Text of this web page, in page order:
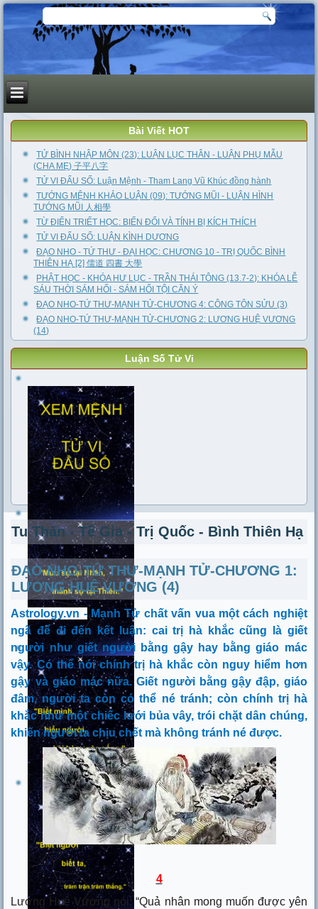
Bài Viết HOT
TỬ BÌNH NHẬP MÔN (23): LUẬN LỤC THÂN - LUẬN PHỤ MẪU
(CHA MẸ) 子平八字
TỬ VI ĐẨU SỐ: Luận Mệnh - Tham Lang Vũ Khúc đồng hành
TƯỚNG MỆNH KHẢO LUẬN (09): TƯỚNG MŨI - LUẬN HÌNH
TƯỚNG MŨI 人相學
TỪ ĐIỂN TRIẾT HỌC: BIẾN ĐỔI VÀ TÍNH BỊ KÍCH THÍCH
TỬ VI ĐẨU SỐ: LUẬN KÌNH DƯƠNG
ĐẠO NHO - TỨ THƯ - ĐẠI HỌC: CHƯƠNG 10 - TRỊ QUỐC BÌNH
THIÊN HẠ [2] 儒道 四書 大學
PHẬT HỌC - KHÓA HƯ LỤC - TRẦN THÁI TÔNG (13.7-2): KHÓA LỄ
SÁU THỜI SÁM HỐI - SÁM HỐI TỘI CĂN Ý
ĐẠO NHO-TỨ THƯ-MẠNH TỬ-CHƯƠNG 4: CÔNG TÔN SỬU (3)
ĐẠO NHO-TỨ THƯ-MẠNH TỬ-CHƯƠNG 2: LƯƠNG HUỆ VƯƠNG
(14)
Luận Số Tử Vi
Tu Thân - Tề Gia - Trị Quốc - Bình Thiên Hạ
ĐẠO NHO-TỨ THƯ-MẠNH TỬ-CHƯƠNG 1:
LƯƠNG HUỆ VƯƠNG (4)
Astrology.vn - Mạnh Tử chất vấn vua một cách nghiệt
ngã để đi đến kết luận: cai trị hà khắc cũng là giết
người như giết người bằng gậy hay bằng giáo mác
vậy. Có thể nói chính trị hà khắc còn nguy hiểm hơn
gậy và giáo mác nữa. Giết người bằng gậy đập, giáo
đâm, người ta còn có thể né tránh; còn chính trị hà
khắc như một chiếc lưới bủa vây, trói chặt dân chúng,
khiến người ta chịu chết mà không tránh né được.
4
Lương Huệ Vương nói: “Quả nhân mong muốn được yên